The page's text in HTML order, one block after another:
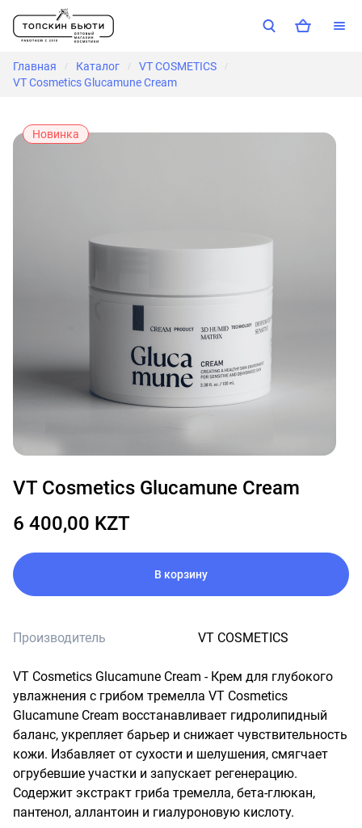
Главная / Каталог / VT COSMETICS /
VT Cosmetics Glucamune Cream
Новинка
VT Cosmetics Glucamune Cream
6 400,00 KZT
В корзину
Производитель VT COSMETICS
VT Cosmetics Glucamune Cream - Крем для глубокого
увлажнения с грибом тремелла VT Cosmetics
Glucamune Cream восстанавливает гидролипидный
баланс, укрепляет барьер и снижает чувствительность
кожи. Избавляет от сухости и шелушения, смягчает
огрубевшие участки и запускает регенерацию.
Содержит экстракт гриба тремелла, бета-глюкан,
пантенол, аллантоин и гиалуроновую кислоту.